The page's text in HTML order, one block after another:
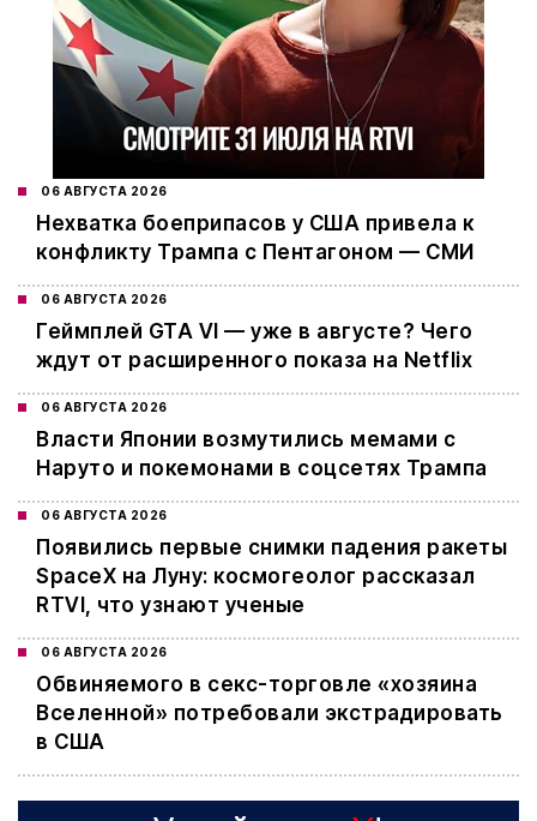
06 АВГУСТА 2026
Нехватка боеприпасов у США привела к
конфликту Трампа с Пентагоном — СМИ
06 АВГУСТА 2026
Геймплей GTA VI — уже в августе? Чего
ждут от расширенного показа на Netflix
06 АВГУСТА 2026
Власти Японии возмутились мемами с
Наруто и покемонами в соцсетях Трампа
06 АВГУСТА 2026
Появились первые снимки падения ракеты
SpaceX на Луну: космогеолог рассказал
RTVI, что узнают ученые
06 АВГУСТА 2026
Обвиняемого в секс-торговле «хозяина
Вселенной» потребовали экстрадировать
в США